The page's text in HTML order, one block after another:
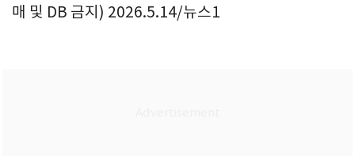
매 및 DB 금지) 2026.5.14/뉴스1